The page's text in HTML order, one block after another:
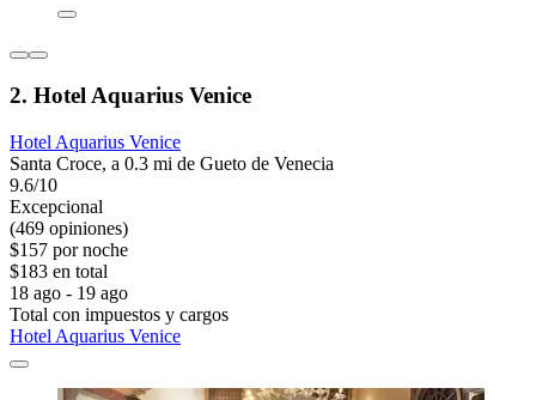
2. Hotel Aquarius Venice
Hotel Aquarius Venice
Santa Croce, a 0.3 mi de Gueto de Venecia
9.6/10
Excepcional
(469 opiniones)
$157 por noche
$183 en total
18 ago - 19 ago
Total con impuestos y cargos
Hotel Aquarius Venice